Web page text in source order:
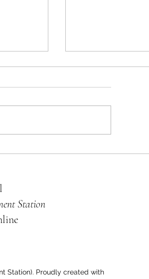
Station
Station). Proudly created with